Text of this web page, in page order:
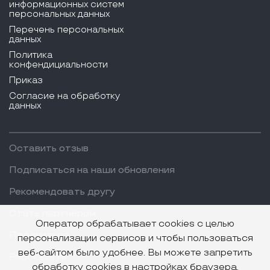
информационных систем
персональных данных
Перечень персональных
данных
Политика
конфендициальности
Приказ
Согласие на обработку
данных
Оставить отзыв
Подписаться на наши обновления
Рекомендовать другу
Поделиться
Рассказать
Оператор обрабатывает cookies с целью
персонализации сервисов и чтобы пользоваться
веб-сайтом было удобнее. Вы можете запретить
обработку cookies в настройках браузера.